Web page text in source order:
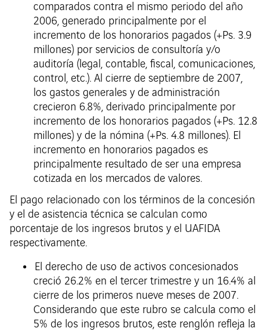
comparados contra el mismo periodo del año
2006, generado principalmente por el
incremento de los honorarios pagados (+Ps. 3.9
millones) por servicios de consultoría y/o
auditoría (legal, contable, fiscal, comunicaciones,
control, etc.). Al cierre de septiembre de 2007,
los gastos generales y de administración
crecieron 6.8%, derivado principalmente por
incremento de los honorarios pagados (+Ps. 12.8
millones) y de la nómina (+Ps. 4.8 millones). El
incremento en honorarios pagados es
principalmente resultado de ser una empresa
cotizada en los mercados de valores.
El pago relacionado con los términos de la concesión
y el de asistencia técnica se calculan como
porcentaje de los ingresos brutos y el UAFIDA
respectivamente.
El derecho de uso de activos concesionados
creció 26.2% en el tercer trimestre y un 16.4% al
cierre de los primeros nueve meses de 2007.
Considerando que este rubro se calcula como el
5% de los ingresos brutos, este renglón refleja la